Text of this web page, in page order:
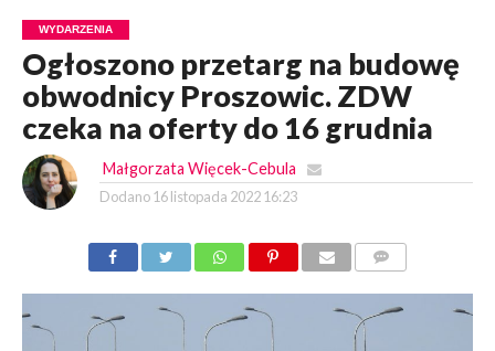
WYDARZENIA
Ogłoszono przetarg na budowę
obwodnicy Proszowic. ZDW
czeka na oferty do 16 grudnia
Małgorzata Więcek-Cebula
Dodano 16 listopada 2022 16:23